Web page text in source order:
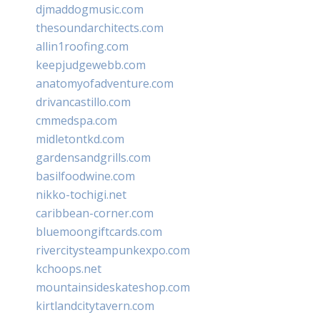
djmaddogmusic.com
thesoundarchitects.com
allin1roofing.com
keepjudgewebb.com
anatomyofadventure.com
drivancastillo.com
cmmedspa.com
midletontkd.com
gardensandgrills.com
basilfoodwine.com
nikko-tochigi.net
caribbean-corner.com
bluemoongiftcards.com
rivercitysteampunkexpo.com
kchoops.net
mountainsideskateshop.com
kirtlandcitytavern.com